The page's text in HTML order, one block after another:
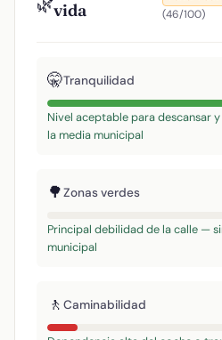
🌿vida
(46/100)
🤫Tranquilidad
Nivel aceptable para descansar
la media municipal
🌳Zonas verdes
Principal debilidad de la calle —
municipal
🚶 Caminabilidad